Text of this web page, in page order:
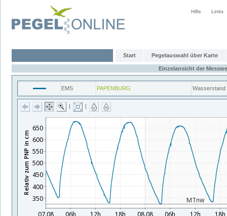
Hilfe Links
Start Pegelauswahl über Karte
Einzelansicht der
EMS PAPENBURG Wasserstand
| |